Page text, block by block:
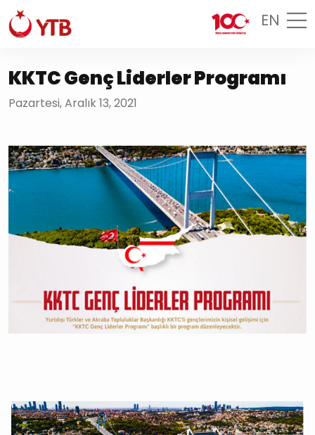
EN
KKTC Genç Liderler Programı
Pazartesi, Aralık 13, 2021